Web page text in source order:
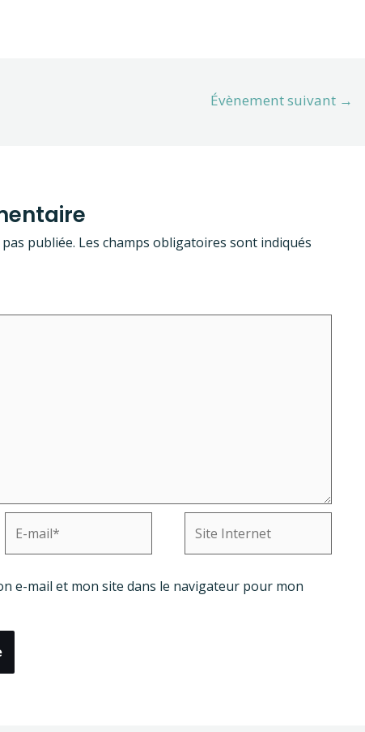
Évènement suivant →
publiée. Les champs obligatoires sont indiqués
mail*
Internet
e-mail et mon site dans le navigateur pour mon